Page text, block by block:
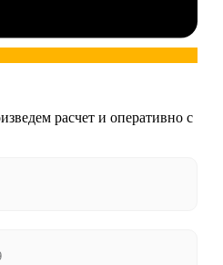
расчет и оперативно с